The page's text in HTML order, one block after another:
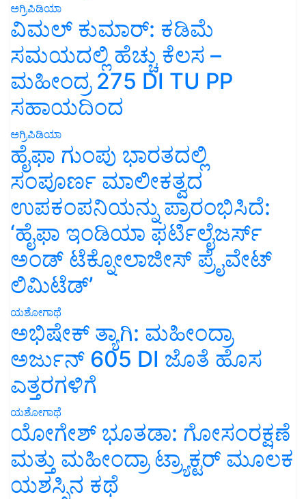
ಅಗ್ರಿಪಿಡಿಯಾ
ವಿಮಲ್ ಕುಮಾರ್: ಕಡಿಮೆ
ಸಮಯದಲ್ಲಿ ಹೆಚ್ಚು ಕೆಲಸ –
ಮಹೀಂದ್ರ 275 DI TU PP
ಸಹಾಯದಿಂದ
ಅಗ್ರಿಪಿಡಿಯಾ
ಹೈಫಾ ಗುಂಪು ಭಾರತದಲ್ಲಿ
ಸಂಪೂರ್ಣ ಮಾಲೀಕತ್ವದ
ಉಪಕಂಪನಿಯನ್ನು ಪ್ರಾರಂಭಿಸಿದೆ:
‘ಹೈಫಾ ಇಂಡಿಯಾ ಫರ್ಟಿಲೈಜರ್ಸ್
ಅಂಡ್ ಟೆಕ್ನೋಲಾಜೀಸ್ ಪ್ರೈವೇಟ್
ಲಿಮಿಟೆಡ್’
ಯಶೋಗಾಥೆ
ಅಭಿಷೇಕ್ ತ್ಯಾಗಿ: ಮಹೀಂದ್ರಾ
ಅರ್ಜುನ್ 605 DI ಜೊತೆ ಹೊಸ
ಎತ್ತರಗಳಿಗೆ
ಯಶೋಗಾಥೆ
ಯೋಗೇಶ್ ಭೂತಡಾ: ಗೋಸಂರಕ್ಷಣೆ
ಮತ್ತು ಮಹೀಂದ್ರಾ ಟ್ರ್ಯಾಕ್ಟರ್ ಮೂಲಕ
ಯಶಸ್ಸಿನ ಕಥೆ